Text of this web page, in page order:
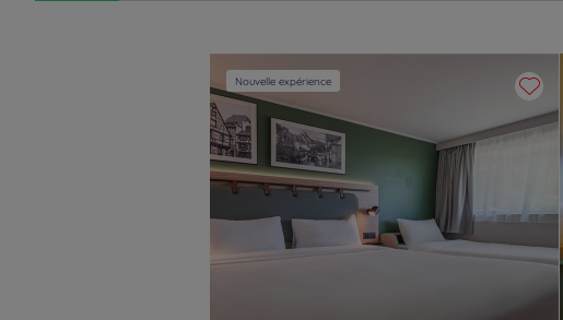
Nouvelle expérience